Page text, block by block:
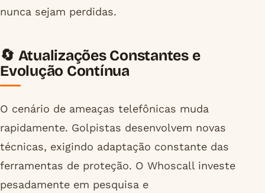
nunca sejam perdidas.
🔄 Atualizações Constantes e
Evolução Contínua
O cenário de ameaças telefônicas muda
rapidamente. Golpistas desenvolvem novas
técnicas, exigindo adaptação constante das
ferramentas de proteção. O Whoscall investe
pesadamente em pesquisa e